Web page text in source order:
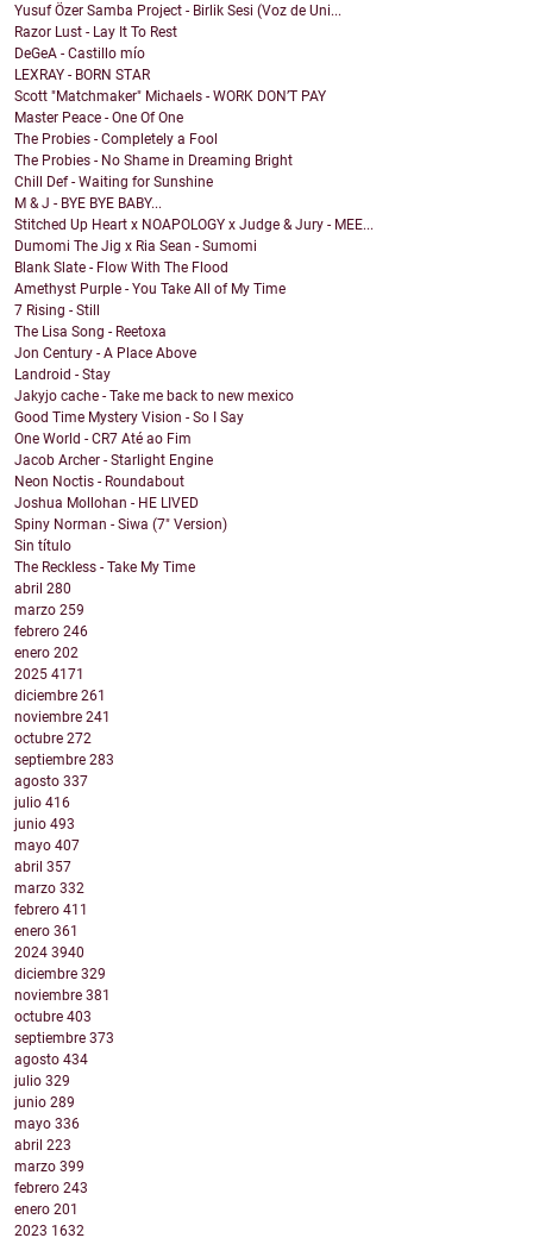
Yusuf Özer Samba Project - Birlik Sesi (Voz de Uni...
Razor Lust - Lay It To Rest
DeGeA - Castillo mío
LEXRAY - BORN STAR
Scott "Matchmaker" Michaels - WORK DON’T PAY
Master Peace - One Of One
The Probies - Completely a Fool
The Probies - No Shame in Dreaming Bright
Chill Def - Waiting for Sunshine
M & J - BYE BYE BABY...
Stitched Up Heart x NOAPOLOGY x Judge & Jury - MEE...
Dumomi The Jig x Ria Sean - Sumomi
Blank Slate - Flow With The Flood
Amethyst Purple - You Take All of My Time
7 Rising - Still
The Lisa Song - Reetoxa
Jon Century - A Place Above
Landroid - Stay
Jakyjo cache - Take me back to new mexico
Good Time Mystery Vision - So I Say
One World - CR7 Até ao Fim
Jacob Archer - Starlight Engine
Neon Noctis - Roundabout
Joshua Mollohan - HE LIVED
Spiny Norman - Siwa (7" Version)
Sin título
The Reckless - Take My Time
abril 280
marzo 259
febrero 246
enero 202
2025 4171
diciembre 261
noviembre 241
octubre 272
septiembre 283
agosto 337
julio 416
junio 493
mayo 407
abril 357
marzo 332
febrero 411
enero 361
2024 3940
diciembre 329
noviembre 381
octubre 403
septiembre 373
agosto 434
julio 329
junio 289
mayo 336
abril 223
marzo 399
febrero 243
enero 201
2023 1632